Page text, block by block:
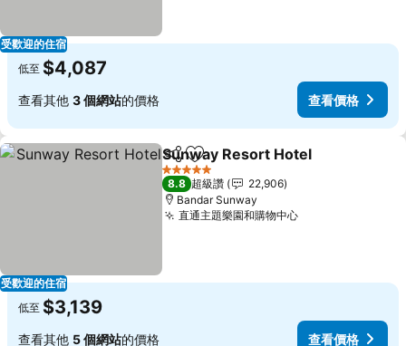
受歡迎的住宿
低至 $4,087
查看其他 3 個網站的價格 查看價格
受歡迎的住宿
分享 加入我的最愛
Sunway Resort Hotel
5 星級
8.8 超級讚
22,906
Bandar Sunway
直通主題樂園和購物中心
低至 $3,139
查看其他 5 個網站的價格 查看價格